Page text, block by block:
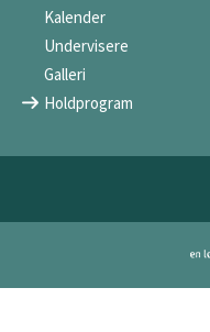
Kalender
Undervisere
Galleri
Holdprogram